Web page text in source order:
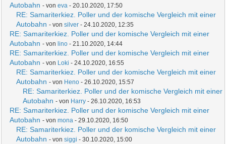
Autobahn - voneva - 20.10.2020, 17:50
RE: Samariterkiez. Poller und der komische Vergleich mit einer
Autobahn - vonsilver - 24.10.2020, 12:35
RE: Samariterkiez. Poller und der komische Vergleich mit einer
Autobahn - von lino - 21.10.2020, 14:44
RE: Samariterkiez. Poller und der komische Vergleich mit einer
Autobahn - von Loki - 24.10.2020, 16:55
RE: Samariterkiez. Poller und der komische Vergleich mit einer
Autobahn - von Heno - 26.10.2020, 15:57
RE: Samariterkiez. Poller und der komische Vergleich mit einer
Autobahn - von Harry - 26.10.2020, 16:53
RE: Samariterkiez. Poller und der komische Vergleich mit einer
Autobahn - vonmona - 29.10.2020, 16:50
RE: Samariterkiez. Poller und der komische Vergleich mit einer
Autobahn - vonsiggi - 30.10.2020, 15:00